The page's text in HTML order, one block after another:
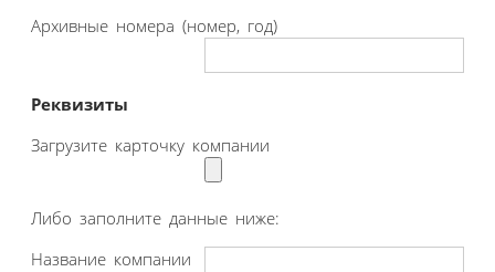
Архивные номера (номер, год)
Реквизиты
Загрузите карточку компании
Либо заполните данные ниже:
Название компании